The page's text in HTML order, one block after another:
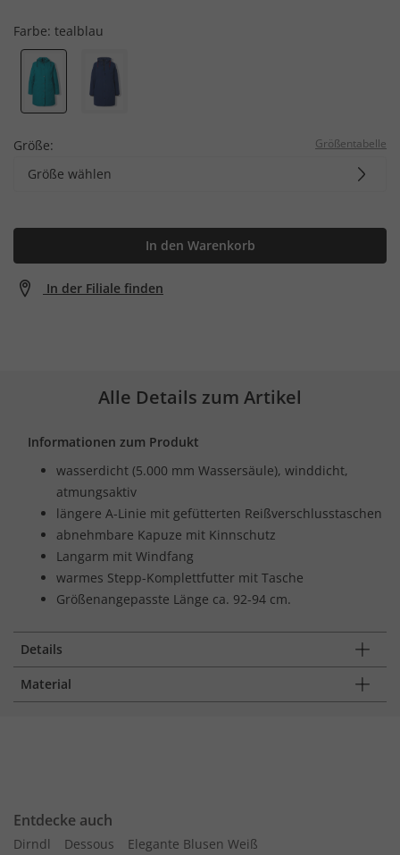
Farbe: tealblau
Größe: Größentabelle
Größe wählen
In den Warenkorb
In der Filiale finden
Alle Details zum Artikel
Informationen zum Produkt
wasserdicht (5.000 mm Wassersäule), winddicht,
atmungsaktiv
längere A-Linie mit gefütterten Reißverschlusstaschen
abnehmbare Kapuze mit Kinnschutz
Langarm mit Windfang
warmes Stepp-Komplettfutter mit Tasche
Größenangepasste Länge ca. 92-94 cm.
Details
Material
Entdecke auch
Dirndl Dessous
Elegante Blusen Weiß